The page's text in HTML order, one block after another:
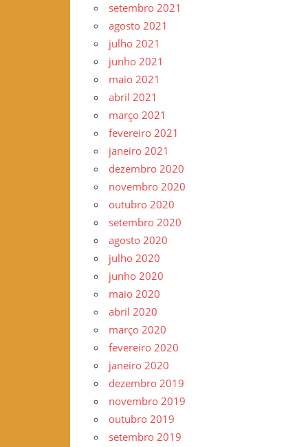
setembro 2021
agosto 2021
julho 2021
junho 2021
maio 2021
abril 2021
março 2021
fevereiro 2021
janeiro 2021
dezembro 2020
novembro 2020
outubro 2020
setembro 2020
agosto 2020
julho 2020
junho 2020
maio 2020
abril 2020
março 2020
fevereiro 2020
janeiro 2020
dezembro 2019
novembro 2019
outubro 2019
setembro 2019